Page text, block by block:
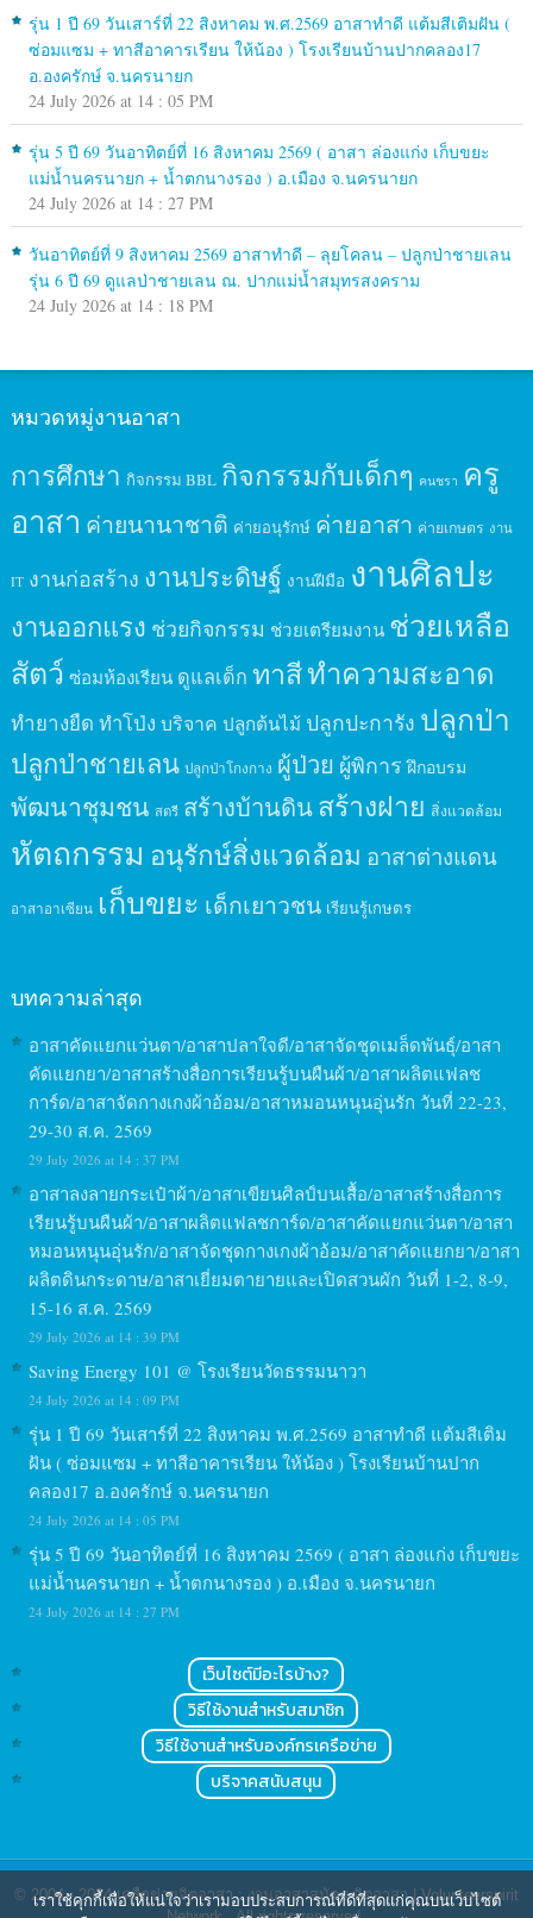
รุ่น 1 ปี 69 วันเสาร์ที่ 22 สิงหาคม พ.ศ.2569 อาสาทำดี แต้มสีเติมฝัน (
ซ่อมแซม + ทาสีอาคารเรียน ให้น้อง ) โรงเรียนบ้านปากคลอง17
อ.องครักษ์ จ.นครนายก
24 July 2026 at 14 : 05 PM
รุ่น 5 ปี 69 วันอาทิตย์ที่ 16 สิงหาคม 2569 ( อาสา ล่องแก่ง เก็บขยะ
แม่น้ำนครนายก + น้ำตกนางรอง ) อ.เมือง จ.นครนายก
24 July 2026 at 14 : 27 PM
วันอาทิตย์ที่ 9 สิงหาคม 2569 อาสาทำดี – ลุยโคลน – ปลูกป่าชายเลน
รุ่น 6 ปี 69 ดูแลป่าชายเลน ณ. ปากแม่น้ำสมุทรสงคราม
24 July 2026 at 14 : 18 PM
หมวดหมู่งานอาสา
การศึกษา กิจกรรม BBL กิจกรรมกับเด็กๆ คนชรา ครู
อาสา ค่ายนานาชาติ ค่ายอนุรักษ์ ค่ายอาสา ค่ายเกษตร งาน
IT งานก่อสร้าง งานประดิษฐ์ งานฝีมือ งานศิลปะ
งานออกแรง ช่วยกิจกรรม ช่วยเตรียมงาน ช่วยเหลือ
สัตว์ ซ่อมห้องเรียน ดูแลเด็ก ทาสีทำความสะอาด
ทำยางยืด ทำโป่ง บริจาค ปลูกต้นไม้ ปลูกปะการัง ปลูกป่า
ปลูกป่าชายเลน ปลูกป่าโกงกาง ผู้ป่วย ผู้พิการ ฝึกอบรม
พัฒนาชุมชน สตรี สร้างบ้านดินสร้างฝาย สิ่งแวดล้อม
หัตถกรรม อนุรักษ์สิ่งแวดล้อม อาสาต่างแดน
อาสาอาเซียน เก็บขยะ เด็กเยาวชน เรียนรู้เกษตร
บทความล่าสุด
อาสาคัดแยกแว่นตา/อาสาปลาใจดี/อาสาจัดชุดเมล็ดพันธุ์/อาสา
คัดแยกยา/อาสาสร้างสื่อการเรียนรู้บนผืนผ้า/อาสาผลิตแฟลช
การ์ด/อาสาจัดกางเกงผ้าอ้อม/อาสาหมอนหนุนอุ่นรัก วันที่ 22-23,
29-30 ส.ค. 2569
29 July 2026 at 14 : 37 PM
อาสาลงลายกระเป๋าผ้า/อาสาเขียนศิลป์บนเสื้อ/อาสาสร้างสื่อการ
เรียนรู้บนผืนผ้า/อาสาผลิตแฟลชการ์ด/อาสาคัดแยกแว่นตา/อาสา
หมอนหนุนอุ่นรัก/อาสาจัดชุดกางเกงผ้าอ้อม/อาสาคัดแยกยา/อาสา
ผลิตดินกระดาษ/อาสาเยี่ยมตายายและเปิดสวนผัก วันที่ 1-2, 8-9,
15-16 ส.ค. 2569
29 July 2026 at 14 : 39 PM
Saving Energy 101 @ โรงเรียนวัดธรรมนาวา
24 July 2026 at 14 : 09 PM
รุ่น 1 ปี 69 วันเสาร์ที่ 22 สิงหาคม พ.ศ.2569 อาสาทำดี แต้มสีเติม
ฝัน ( ซ่อมแซม + ทาสีอาคารเรียน ให้น้อง ) โรงเรียนบ้านปาก
คลอง17 อ.องครักษ์ จ.นครนายก
24 July 2026 at 14 : 05 PM
รุ่น 5 ปี 69 วันอาทิตย์ที่ 16 สิงหาคม 2569 ( อาสา ล่องแก่ง เก็บขยะ
แม่น้ำนครนายก + น้ำตกนางรอง ) อ.เมือง จ.นครนายก
24 July 2026 at 14 : 27 PM
เว็บไซต์มีอะไรบ้าง?
วิธีใช้งานสำหรับสมาชิก
วิธีใช้งานสำหรับองค์กรเครือข่าย
บริจาคสนับสนุน
© 2004 - 2024เครือข่ายจิตอาสา : งานอาสาสมัคร จิตอาสา | Volunteerspirit
เราใช้คุกกี้เพื่อให้แน่ใจว่าเรามอบประสบการณ์ที่ดีที่สุดแก่คุณบนเว็บไซต์